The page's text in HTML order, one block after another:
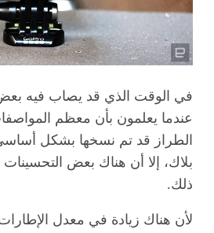
في الوقت الذي قد يصاب فيه
عندما يعلمون بأن معظم
بلاك، إلا أن هناك بعض
ذلك.
لأن هناك زيادة في معدل